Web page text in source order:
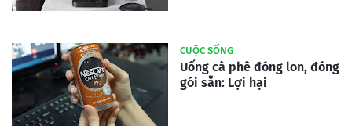
CUỘC SỐNG
Uống cà phê đóng lon, đóng
gói sẵn: Lợi hại